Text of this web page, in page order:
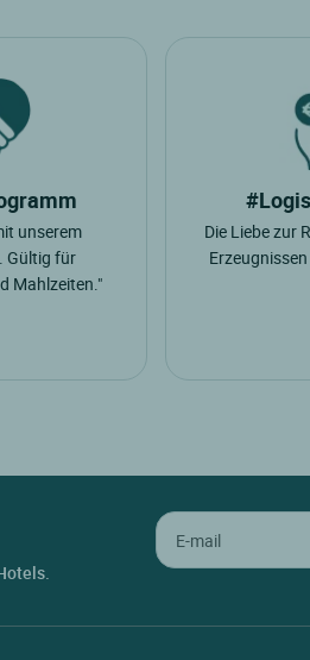
unserem
Gültig für
Mahlzeiten."
Die Liebe zur